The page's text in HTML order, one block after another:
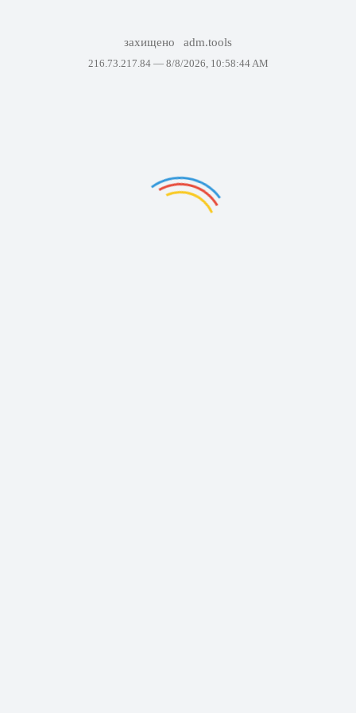
захищено adm.tools
216.73.217.84 — 8/8/2026, 10:58:44 AM